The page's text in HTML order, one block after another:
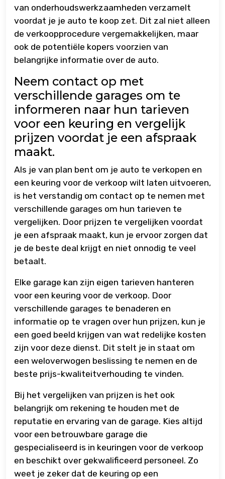
van onderhoudswerkzaamheden verzamelt
voordat je je auto te koop zet. Dit zal niet alleen
de verkoopprocedure vergemakkelijken, maar
ook de potentiële kopers voorzien van
belangrijke informatie over de auto.
Neem contact op met
verschillende garages om te
informeren naar hun tarieven
voor een keuring en vergelijk
prijzen voordat je een afspraak
maakt.
Als je van plan bent om je auto te verkopen en
een keuring voor de verkoop wilt laten uitvoeren,
is het verstandig om contact op te nemen met
verschillende garages om hun tarieven te
vergelijken. Door prijzen te vergelijken voordat
je een afspraak maakt, kun je ervoor zorgen dat
je de beste deal krijgt en niet onnodig te veel
betaalt.
Elke garage kan zijn eigen tarieven hanteren
voor een keuring voor de verkoop. Door
verschillende garages te benaderen en
informatie op te vragen over hun prijzen, kun je
een goed beeld krijgen van wat redelijke kosten
zijn voor deze dienst. Dit stelt je in staat om
een weloverwogen beslissing te nemen en de
beste prijs-kwaliteitverhouding te vinden.
Bij het vergelijken van prijzen is het ook
belangrijk om rekening te houden met de
reputatie en ervaring van de garage. Kies altijd
voor een betrouwbare garage die
gespecialiseerd is in keuringen voor de verkoop
en beschikt over gekwalificeerd personeel. Zo
weet je zeker dat de keuring op een